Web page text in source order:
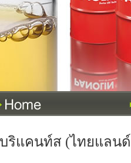
ริแคนท์ส (ไทยแลน